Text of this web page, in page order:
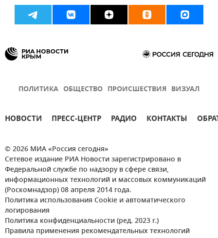
ПОЛИТИКА ОБЩЕСТВО ПРОИСШЕСТВИЯ ВИЗУАЛ
НОВОСТИ ПРЕСС-ЦЕНТР РАДИО КОНТАКТЫ
© 2026 МИА «Россия сегодня»
Сетевое издание РИА Новости зарегистрировано в
Федеральной службе по надзору в сфере связи,
информационных технологий и массовых коммуникаций
(Роскомнадзор) 08 апреля 2014 года.
Политика использования Cookie и автоматического
логирования
Политика конфиденциальности (ред. 2023 г.)
Правила применения рекомендательных технологий